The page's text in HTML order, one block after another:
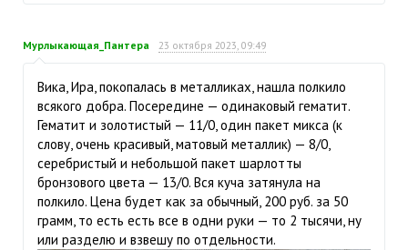
Мурлыкающая_Пантера 23 октября 2023, 09:49
Вика, Ира, покопалась в металликах, нашла полкило
всякого добра. Посередине — одинаковый гематит.
Гематит и золотистый — 11/0, один пакет микса (к
слову, очень красивый, матовый металлик) — 8/0,
серебристый и небольшой пакет шарлотты
бронзового цвета — 13/0. Вся куча затянула на
полкило. Цена будет как за обычный, 200 руб. за 50
грамм, то есть есть все в одни руки — то 2 тысячи, ну
или разделю и взвешу по отдельности.